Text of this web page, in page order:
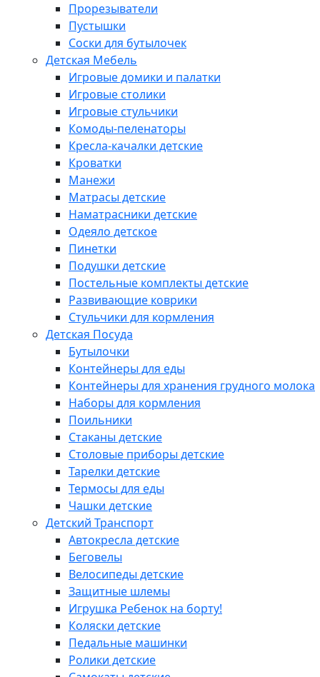
Прорезыватели
Пустышки
Соски для бутылочек
Детская Мебель
Игровые домики и палатки
Игровые столики
Игровые стульчики
Комоды-пеленаторы
Кресла-качалки детские
Кроватки
Манежи
Матрасы детские
Наматрасники детские
Одеяло детское
Пинетки
Подушки детские
Постельные комплекты детские
Развивающие коврики
Стульчики для кормления
Детская Посуда
Бутылочки
Контейнеры для еды
Контейнеры для хранения грудного молока
Наборы для кормления
Поильники
Стаканы детские
Столовые приборы детские
Тарелки детские
Термосы для еды
Чашки детские
Детский Транспорт
Автокресла детские
Беговелы
Велосипеды детские
Защитные шлемы
Игрушка Ребенок на борту!
Коляски детские
Педальные машинки
Ролики детские